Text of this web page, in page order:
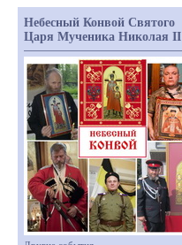
Небесный Конвой Святого
Царя Мученика Николая II